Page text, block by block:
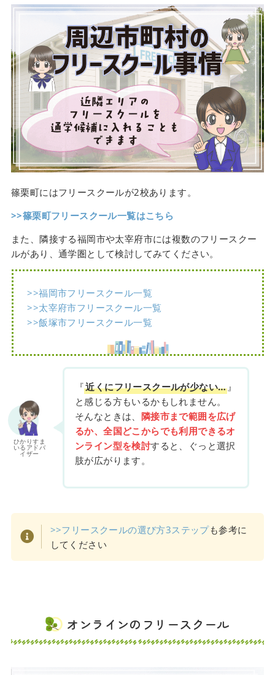
篠栗町にはフリースクールが2校あります。
>>篠栗町フリースクール一覧はこちら
また、隣接する福岡市や太宰府市には複数のフリースクー
ルがあり、通学圏として検討してみてください。
>>福岡市フリースクール一覧
>>太宰府市フリースクール一覧
>>飯塚市フリースクール一覧
ひかりすま
いるアドバ
イザー
『近くにフリースクールが少ない… 』
と感じる方もいるかもしれません。
そんなときは、 隣接市まで範囲を広げ
るか、全国どこからでも利用できるオ
ンライン型を検討すると、ぐっと選択
肢が広がります。
>>フリースクールの選び方3ステップも参考に
してください
オンラインのフリースクール